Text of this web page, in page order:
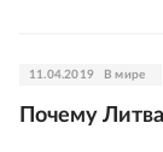
11.04.2019 В мире
Почему